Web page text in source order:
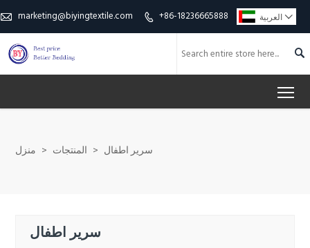
 marketing@biyingtextile.com  +86-18236665888 العربية 

منزل > المنتجات > سرير اطفال
سرير اطفال